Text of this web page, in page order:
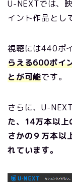
U-NEXTでは、
イント作品とし
視聴には440ポ
らえる600ポイ
とが可能です。
さらに、U-
た、14万本以上
さかの９万本以
れています。